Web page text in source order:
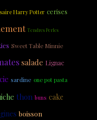
Harry Potter cerises
Tendres Perles
Sweet Table Minnie
salade Lignac
sardine one pot pasta
thon buns cake
boisson